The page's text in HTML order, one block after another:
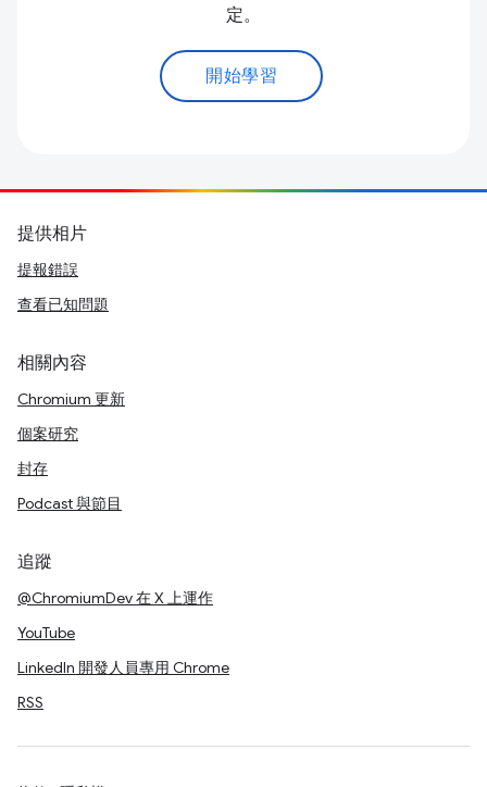
定。
開始學習
提供相片
提報錯誤
查看已知問題
相關內容
Chromium 更新
個案研究
封存
Podcast 與節目
追蹤
@ChromiumDev 在 X 上運作
YouTube
LinkedIn 開發人員專用 Chrome
RSS